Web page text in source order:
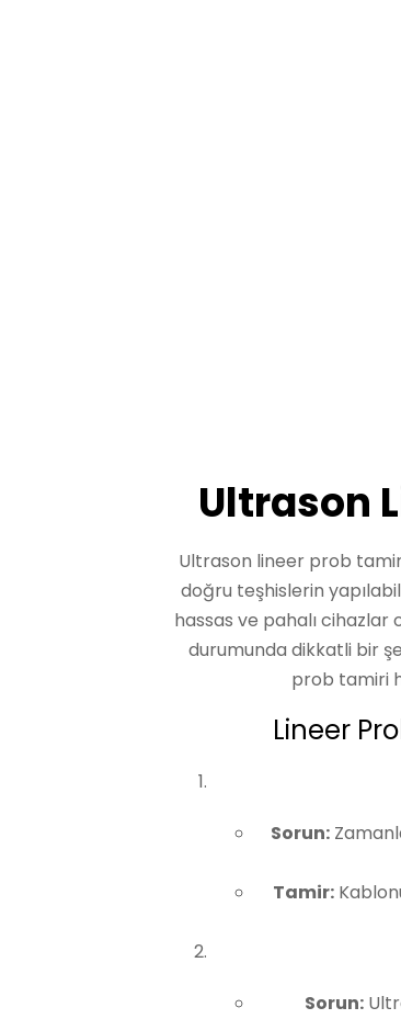
Ultrason
Ultrason lineer prob
doğru teşhislerin
hassas ve pahalı cihazlar
durumunda dikkatli bir
prob tamiri
Lineer
Sorun:
Tamir:
Sorun: